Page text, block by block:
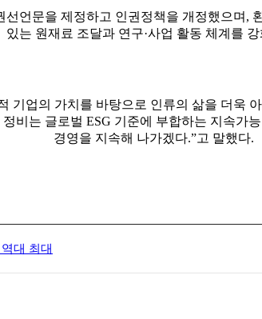
언문을 제정하고 인권정책을 개정했으며,
있는 원재료 조달과 연구·사업 활동 체계를
기업의 가치를 바탕으로 인류의 삶을 더욱
비는 글로벌 ESG 기준에 부합하는 지속가
경영을 지속해 나가겠다.”고 말했다.
대 최대